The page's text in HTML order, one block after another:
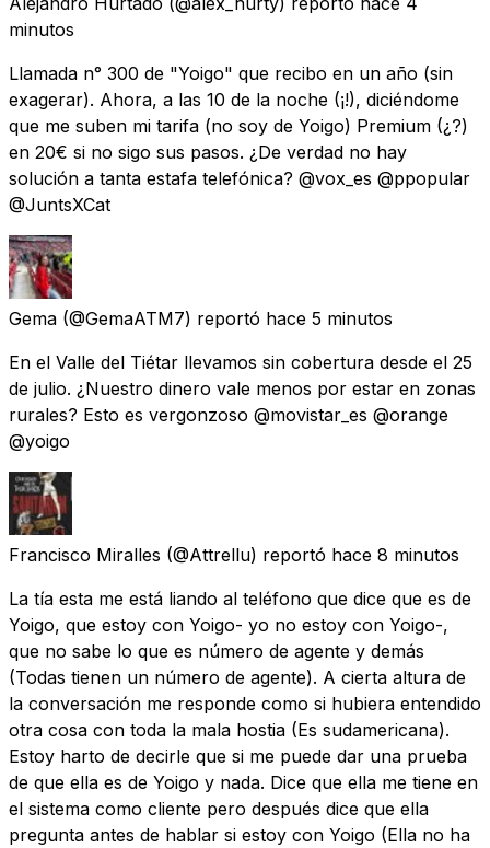
minutos
Llamada n° 300 de "Yoigo" que recibo en un año (sin
exagerar). Ahora, a las 10 de la noche (¡!), diciéndome
que me suben mi tarifa (no soy de Yoigo) Premium (¿?)
en 20€ si no sigo sus pasos. ¿De verdad no hay
solución a tanta estafa telefónica? @vox_es @ppopular
@JuntsXCat
Gema (@GemaATM7) reportó hace 5 minutos
En el Valle del Tiétar llevamos sin cobertura desde el 25
de julio. ¿Nuestro dinero vale menos por estar en zonas
rurales? Esto es vergonzoso @movistar_es @orange
@yoigo
Francisco Miralles (@Attrellu) reportó hace 8 minutos
La tía esta me está liando al teléfono que dice que es de
Yoigo, que estoy con Yoigo- yo no estoy con Yoigo-,
que no sabe lo que es número de agente y demás
(Todas tienen un número de agente). A cierta altura de
la conversación me responde como si hubiera entendido
otra cosa con toda la mala hostia (Es sudamericana).
Estoy harto de decirle que si me puede dar una prueba
de que ella es de Yoigo y nada. Dice que ella me tiene en
el sistema como cliente pero después dice que ella
pregunta antes de hablar si estoy con Yoigo (Ella no ha